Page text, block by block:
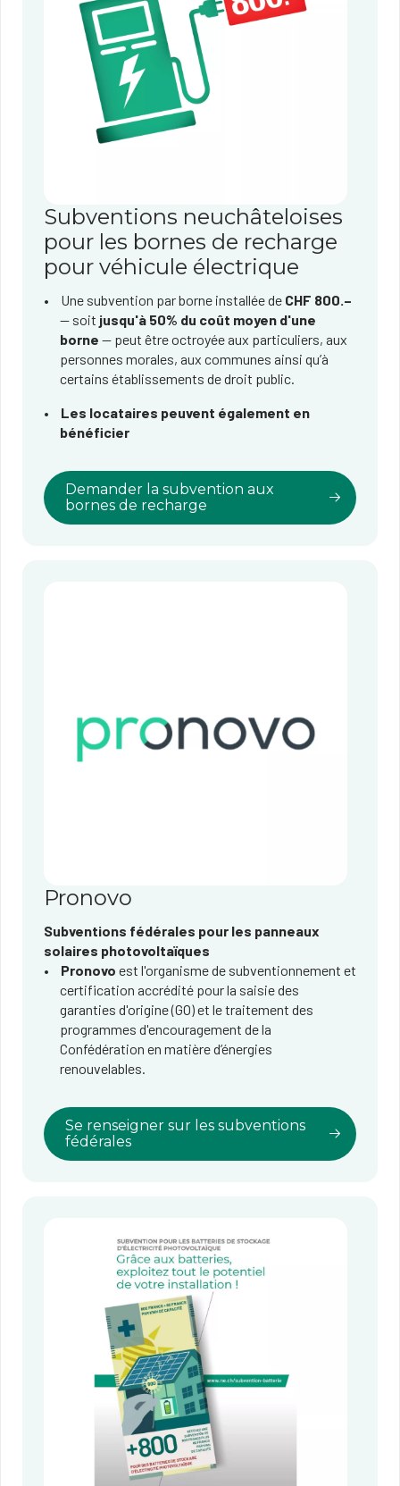
Subventions neuchâteloises
pour les bornes de recharge
pour véhicule électrique
Une subvention par borne installée de CHF 800.–
— soit jusqu'à 50% du coût moyen d'une
borne — peut être octroyée aux particuliers, aux
personnes morales, aux communes ainsi qu’à
certains établissements de droit public.
Les locataires peuvent également en
bénéficier
Demander la subvention aux
bornes de recharge​
Pronovo
Subventions fédérales pour les panneaux
solaires photovoltaïques
Pronovo est l'organisme de subventionnement et
certification accrédité pour la saisie des
garanties d'origine (GO) et le traitement des
programmes d'encouragement de la
Confédération en matière d’énergies
renouvelables.
Se renseigner sur les subventions
fédérales